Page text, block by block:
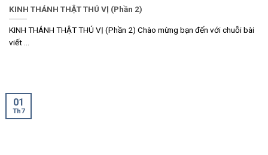
KINH THÁNH THẬT THÚ VỊ (Phần 2)
KINH THÁNH THẬT THÚ VỊ (Phần 2) Chào mừng bạn đến với chuỗi bài
viết ...
01
Th7